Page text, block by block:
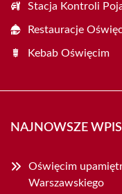
Stacja Kontroli
Restauracje
Kebab Oświęcim
NAJNOWSZE
Oświęcim
Warszawskiego